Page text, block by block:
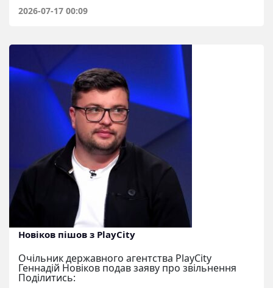
2026-07-17 00:09
Новіков пішов з PlayCity
Очільник державного агентства PlayCity
Геннадій Новіков подав заяву про звільнення
Поділитись: